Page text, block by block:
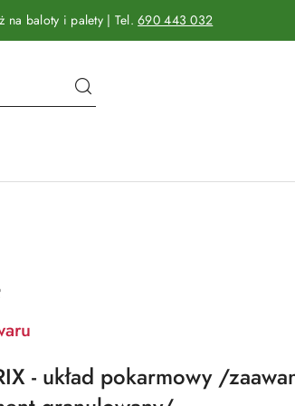
na baloty i palety | Tel.690 443 032
- układ pokarmowy /